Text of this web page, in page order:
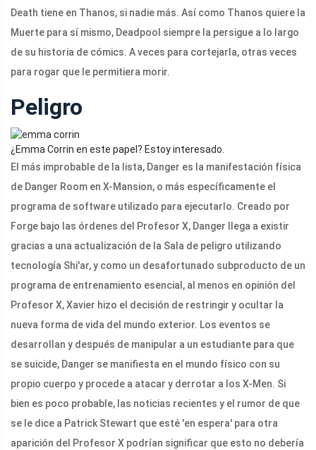
Death tiene en Thanos, si nadie más. Así como Thanos quiere la
Muerte para sí mismo, Deadpool siempre la persigue a lo largo
de su historia de cómics. A veces para cortejarla, otras veces
para rogar que le permitiera morir.
Peligro
¿Emma Corrin en este papel? Estoy interesado.
El más improbable de la lista, Danger es la manifestación física
de Danger Room en X-Mansion, o más específicamente el
programa de software utilizado para ejecutarlo. Creado por
Forge bajo las órdenes del Profesor X, Danger llega a existir
gracias a una actualización de la Sala de peligro utilizando
tecnología Shi'ar, y como un desafortunado subproducto de un
programa de entrenamiento esencial, al menos en opinión del
Profesor X, Xavier hizo el decisión de restringir y ocultar la
nueva forma de vida del mundo exterior. Los eventos se
desarrollan y después de manipular a un estudiante para que
se suicide, Danger se manifiesta en el mundo físico con su
propio cuerpo y procede a atacar y derrotar a los X-Men. Si
bien es poco probable, las noticias recientes y el rumor de que
se le dice a Patrick Stewart que esté 'en espera' para otra
aparición del Profesor X podrían significar que esto no debería